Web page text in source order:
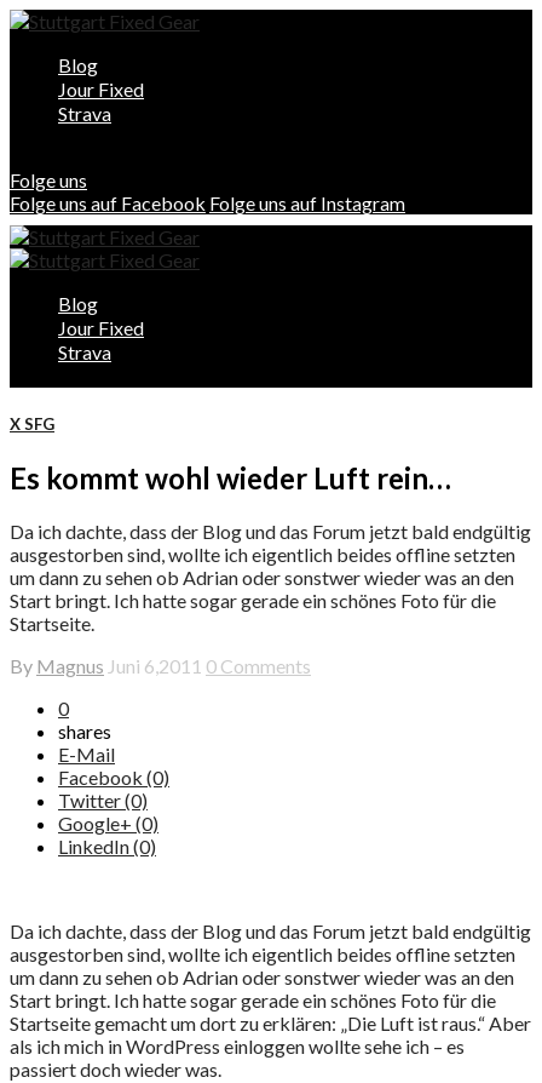
Blog
Jour Fixed
Strava
Folge uns
Folge uns auf Facebook Folge uns auf Instagram
Blog
Jour Fixed
Strava
X SFG
Es kommt wohl wieder Luft rein…
Da ich dachte, dass der Blog und das Forum jetzt bald endgültig
ausgestorben sind, wollte ich eigentlich beides offline setzten
um dann zu sehen ob Adrian oder sonstwer wieder was an den
Start bringt. Ich hatte sogar gerade ein schönes Foto für die
Startseite.
By Magnus Juni 6,2011 0 Comments
0
shares
E-Mail
Facebook (0)
Twitter (0)
Google+ (0)
LinkedIn (0)
Da ich dachte, dass der Blog und das Forum jetzt bald endgültig
ausgestorben sind, wollte ich eigentlich beides offline setzten
um dann zu sehen ob Adrian oder sonstwer wieder was an den
Start bringt. Ich hatte sogar gerade ein schönes Foto für die
Startseite gemacht um dort zu erklären: „Die Luft ist raus.“ Aber
als ich mich in WordPress einloggen wollte sehe ich – es
passiert doch wieder was.